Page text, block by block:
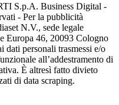
S.p.A. Business Digital -
- Per la pubblicità
N.V., sede legale
Europa 46, 20093 Cologno
dati personali trasmessi e/o
all’addestramento di
È altresì fatto divieto
di data scraping.